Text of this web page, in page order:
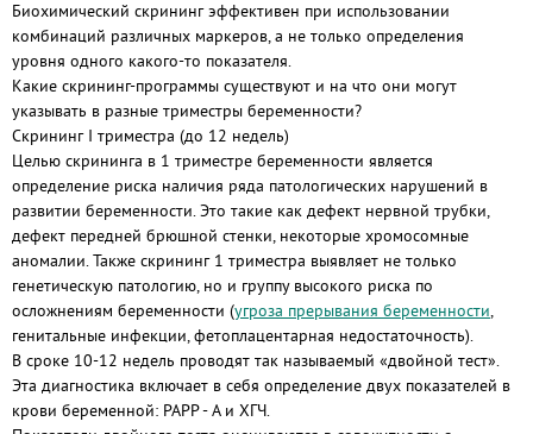
Биохимический скрининг эффективен при использовании
комбинаций различных маркеров, а не только определения
уровня одного какого-то показателя.
Какие скрининг-программы существуют и на что они могут
указывать в разные триместры беременности?
Скрининг I триместра (до 12 недель)
Целью скрининга в 1 триместре беременности является
определение риска наличия ряда патологических нарушений в
развитии беременности. Это такие как дефект нервной трубки,
дефект передней брюшной стенки, некоторые хромосомные
аномалии. Также скрининг 1 триместра выявляет не только
генетическую патологию, но и группу высокого риска по
осложнениям беременности (угроза прерывания беременности,
генитальные инфекции, фетоплацентарная недостаточность).
В сроке 10-12 недель проводят так называемый «двойной тест».
Эта диагностика включает в себя определение двух показателей в
крови беременной: РАРР - А и ХГЧ.